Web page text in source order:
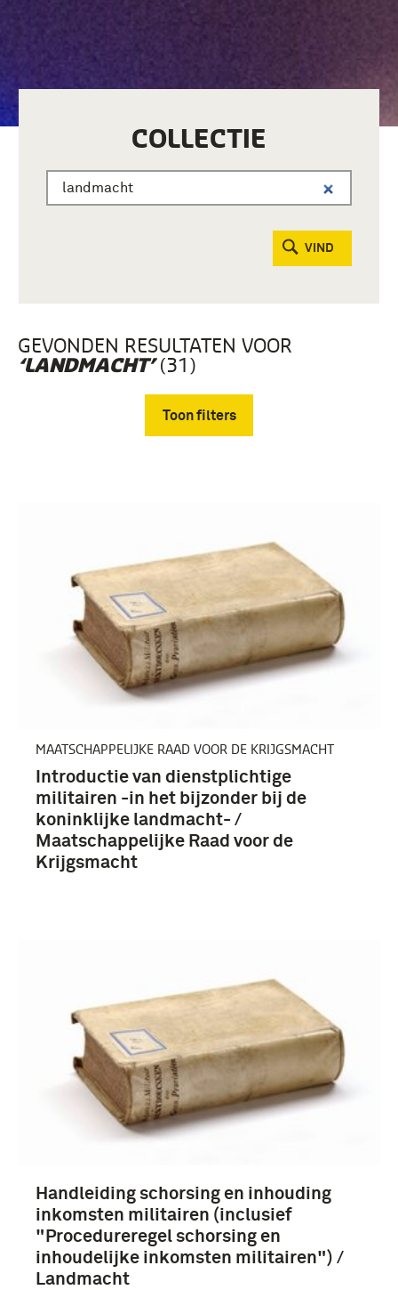
COLLECTIE
VIND
GEVONDEN RESULTATEN VOOR
‘LANDMACHT’(31)
Toon filters
rapport (31)
Koninklijke Landmacht (1813/1814-heden) (16)
MAATSCHAPPELIJKE RAAD VOOR DE KRIJGSMACHT
Introductie van dienstplichtige
militairen -in het bijzonder bij de
koninklijke landmacht- /
Maatschappelijke Raad voor de
Krijgsmacht
Handleiding schorsing en inhouding
inkomsten militairen (inclusief
"Procedureregel schorsing en
inhoudelijke inkomsten militairen") /
Landmacht